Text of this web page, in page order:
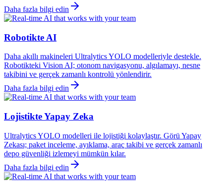
Daha fazla bilgi edin
Robotikte AI
Daha akıllı makineleri Ultralytics YOLO modelleriyle destekle.
Robotikteki Vision AI; otonom navigasyonu, algılamayı, nesne
takibini ve gerçek zamanlı kontrolü yönlendirir.
Daha fazla bilgi edin
Lojistikte Yapay Zeka
Ultralytics YOLO modelleri ile lojistiği kolaylaştır. Görü Yapay
Zekası; paket inceleme, ayıklama, araç takibi ve gerçek zamanlı
depo güvenliği izlemeyi mümkün kılar.
Daha fazla bilgi edin